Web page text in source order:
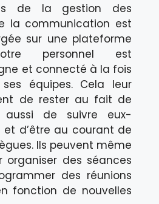
de la gestion des
la communication est
sur une plateforme
personnel est
et connecté à la fois
équipes. Cela leur
de rester au fait de
de suivre eux-
et d’être au courant de
Ils peuvent même
organiser des séances
des réunions
fonction de nouvelles